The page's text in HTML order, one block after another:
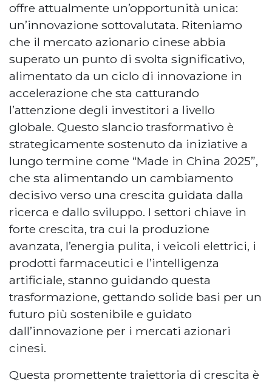
offre attualmente un’opportunità unica:
un’innovazione sottovalutata. Riteniamo
che il mercato azionario cinese abbia
superato un punto di svolta significativo,
alimentato da un ciclo di innovazione in
accelerazione che sta catturando
l’attenzione degli investitori a livello
globale. Questo slancio trasformativo è
strategicamente sostenuto da iniziative a
lungo termine come “Made in China 2025”,
che sta alimentando un cambiamento
decisivo verso una crescita guidata dalla
ricerca e dallo sviluppo. I settori chiave in
forte crescita, tra cui la produzione
avanzata, l’energia pulita, i veicoli elettrici, i
prodotti farmaceutici e l’intelligenza
artificiale, stanno guidando questa
trasformazione, gettando solide basi per un
futuro più sostenibile e guidato
dall’innovazione per i mercati azionari
cinesi.
Questa promettente traiettoria di crescita è